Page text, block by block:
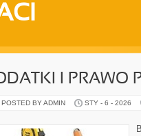
I PRAWO
POSTED BY ADMIN STY - 6 - 2026